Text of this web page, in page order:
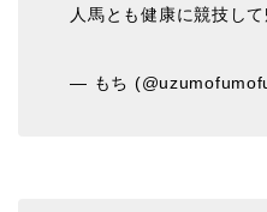
人馬とも健康に競技して
— もち